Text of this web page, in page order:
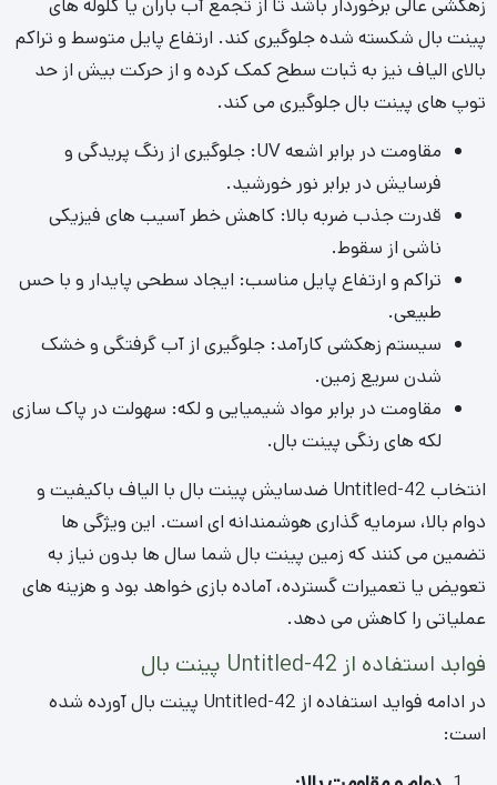
تراکم و ارتفاع پایل مناسب: ایجاد سطحی پایدار و با حس
طبیعی.
سیستم زهکشی کارآمد: جلوگیری از آب گرفتگی و خشک
شدن سریع زمین.
مقاومت در برابر مواد شیمیایی و لکه: سهولت در پاک سازی
لکه های رنگی پینت بال.
دوام بالا، سرمایه گذاری هوشمندانه ای است. این ویژگی ها
تضمین می کنند که زمین پینت بال شما سال ها بدون نیاز به
تعویض یا تعمیرات گسترده، آماده بازی خواهد بود و هزینه های
عملیاتی را کاهش می دهد.
فوابد استفاده از Untitled-42 پینت بال
است:
دوام و مقاومت بالا:
Untitled-42 پینت بال در برابر ضربه، پاخور و شرایط جوی
مقاوم است و سال ها بدون افت کیفیت قابل استفاده
است.
نگهداری آسان :
نیازی به آبیاری، هرس یا کوددهی ندارد و تنها با جاروی
دستی یا آب پاشی سبک تمیز می شود.